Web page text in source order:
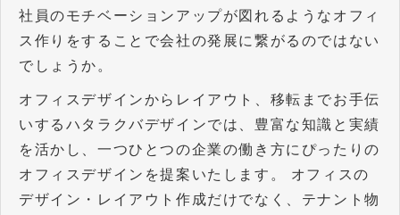
社員のモチベーションアップが図れるようなオフィ
ス作りをすることで会社の発展に繋がるのではない
でしょうか。
オフィスデザインからレイアウト、移転までお手伝
いするハタラクバデザインでは、豊富な知識と実績
を活かし、一つひとつの企業の働き方にぴったりの
オフィスデザインを提案いたします。 オフィスの
デザイン・レイアウト作成だけでなく、テナント物